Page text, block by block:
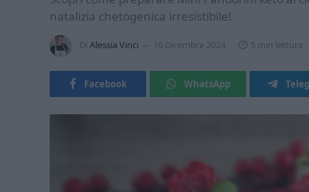
natalizia chetogenica irresistibile!
Di Alessia Vinci 16 Dicembre 2024 5 min lettura
Facebook WhatsApp